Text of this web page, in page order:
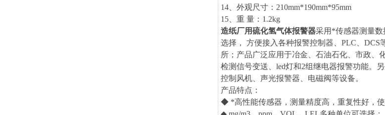
14、外观尺寸：210mm*190mm*95mm
15、重 量：1.2kg
造纸厂用硫化氢气体报警器采用*传感器测量数
选择， 方便接入各种报警控制器、PLC、
所；产品广泛应用于冶金、石油石化、市政、
检测信号变送、led灯和2组继电器报警功能。
控制风机、声光报警器、电磁阀等设备。
产品特点：
◆ *高性能传感器，测量精度高，重复性好，使